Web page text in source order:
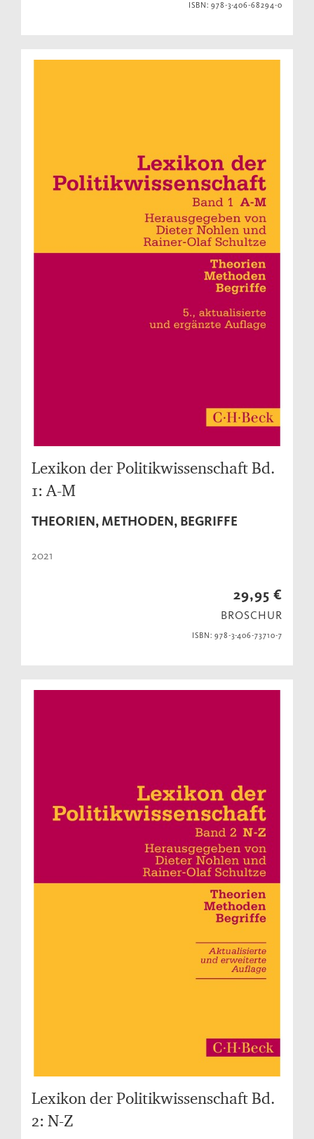
ISBN: 978-3-406-68294-0
Lexikon der Politikwissenschaft Bd.
1: A-M
THEORIEN, METHODEN, BEGRIFFE
2021
29,95 €
BROSCHUR
ISBN: 978-3-406-73710-7
Lexikon der Politikwissenschaft Bd.
2: N-Z